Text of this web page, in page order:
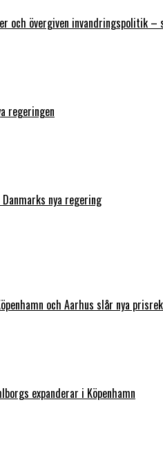
och övergiven invandringspolitik
regeringen
nya regering
och Aarhus slår nya
expanderar i Köpenhamn